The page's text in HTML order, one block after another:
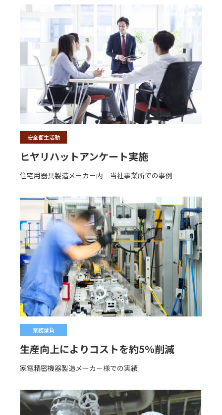
安全衛生活動
ヒヤリハットアンケート実施
住宅用器具製造メーカー内 当社事業所での事例
業務請負
生産向上によりコストを約5％削減
家電精密機器製造メーカー様での実績